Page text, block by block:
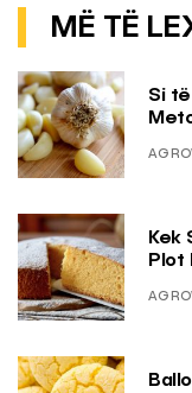
MË TË
Si
Kek
Plot